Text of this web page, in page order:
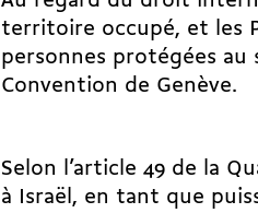
territoire occupé, et les
personnes protégées au
Convention de Genève.
Selon l’article 49 de la
à Israël, en tant que